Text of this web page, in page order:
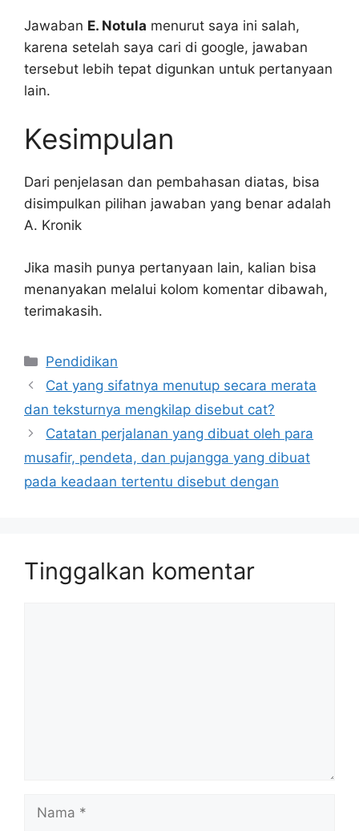
Jawaban E. Notula menurut saya ini salah,
karena setelah saya cari di google, jawaban
tersebut lebih tepat digunkan untuk pertanyaan
lain.
Kesimpulan
Dari penjelasan dan pembahasan diatas, bisa
disimpulkan pilihan jawaban yang benar adalah
A. Kronik
Jika masih punya pertanyaan lain, kalian bisa
menanyakan melalui kolom komentar dibawah,
terimakasih.
Kategori
Pendidikan
Cat yang sifatnya menutup secara merata
dan teksturnya mengkilap disebut cat?
Catatan perjalanan yang dibuat oleh para
musafir, pendeta, dan pujangga yang dibuat
pada keadaan tertentu disebut dengan
Tinggalkan komentar